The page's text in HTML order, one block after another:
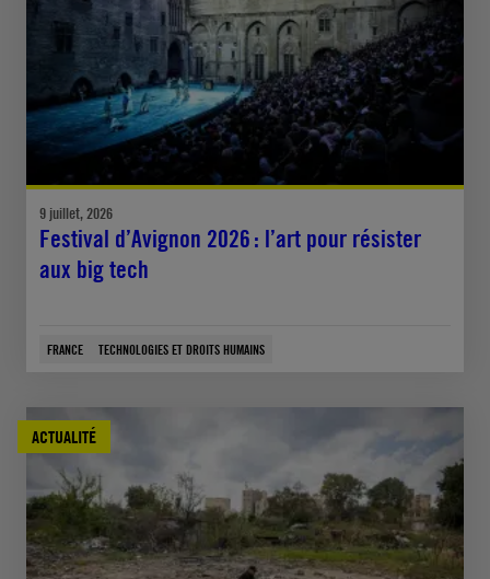
9 juillet, 2026
Festival d’Avignon 2026 : l’art pour résister
aux big tech
FRANCE TECHNOLOGIES ET DROITS HUMAINS
ACTUALITÉ